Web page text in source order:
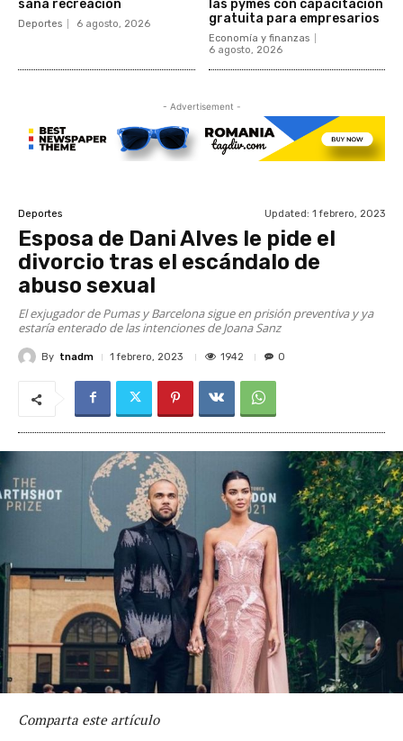
sana recreación
Deportes 6 agosto, 2026
las pymes con capacitación
gratuita para empresarios
Economía y finanzas
6 agosto, 2026
- Advertisement -